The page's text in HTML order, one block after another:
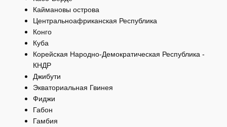
Каймановы острова
Центральноафриканская Республика
Конго
Куба
Корейская Народно-Демократическая Республика -
КНДР
Джибути
Экваториальная Гвинея
Фиджи
Габон
Гамбия